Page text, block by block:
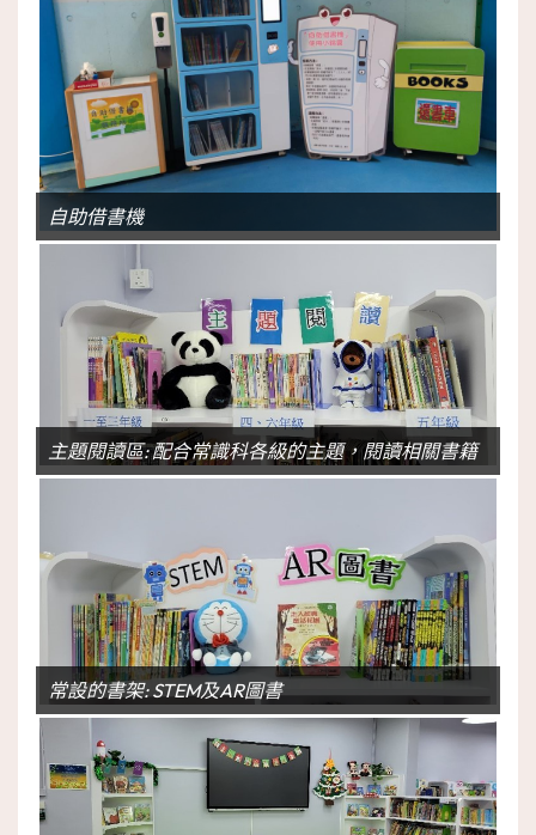
自助借書機
主題閱讀區: 配合常識科各級的主題，閱讀相關書籍
常設的書架: STEM及AR圖書